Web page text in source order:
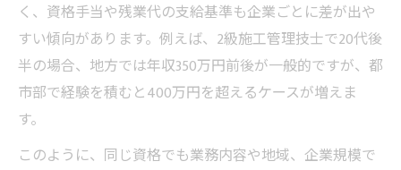
施工管理技士のキャリアアップに必須な賃
金調査活用法
施工管理技士賃金調査で発見する昇給の可
能性
ータ
く、資格手当や残業代の支給基準も企業ごとに差が出や
すい傾向があります。例えば、2級施工管理技士で20代後
半の場合、地方では年収350万円前後が一般的ですが、都
市部で経験を積むと400万円を超えるケースが増えま
す。
このように、同じ資格でも業務内容や地域、企業規模で